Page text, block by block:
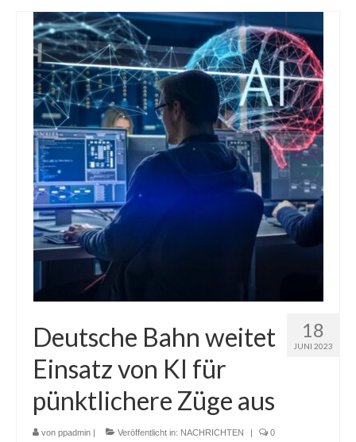
18
JUNI 2023
Deutsche Bahn weitet
Einsatz von KI für
pünktlichere Züge aus
von ppadmin | Veröffentlicht in: NACHRICHTEN | 0